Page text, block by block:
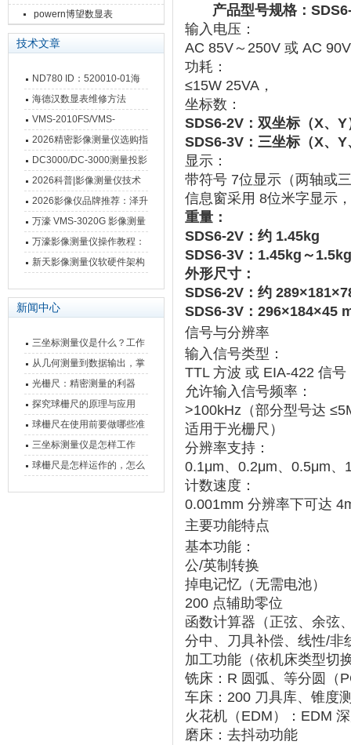
powern博望数显表
技术文章
ND780 ID：520010-01海
德汉数显表故障维修内容
海德汉数显表维修方法
VMS-2010FS/VMS-
3020FS/VMS-4030FS手动
影像测量仪技术参数
2026精密影像测量仪选购指
南 靠谱品牌一站式选型推荐
DC3000/DC-3000测量投影
仪万濠数据处理器数显表故
障维修方法
2026科普|影像测量仪技术
原理、分类及选型应用
2026影像仪品牌推荐：泽升
影像测量仪选型指南
万濠 VMS-3020G 影像测量
仪技术规格与应用解析
万濠影像测量仪操作教程：
从开机到出报告，新手也能
新天影像测量仪软硬件架构
新闻中心
三坐标测量仪是什么？工作
原理、分类与核心功能一次
讲清
从几何测量到数据输出，掌
握万濠影像测量仪的六大核
心能力
光栅尺：精密测量的利器
探究球栅尺的原理与应用
球栅尺在使用前要做哪些准
备工作？
三坐标测量仪是怎样工作
的，功能有什么优势？
球栅尺是怎样运作的，怎么
产品型号规格：SDS6-
输入电压 ‌：
AC 85V～250V ‌ 或 ‌ AC
功耗 ‌：
≤15W ‌ 25VA，
坐标数 ‌：
SDS6-2V ：双坐标（X、Y
SDS6-3V ：三坐标（X、
显示 ‌：
带符号 ‌ 7位显示 （两轴或
信息窗采用 ‌ 8位米字显示
重量 ‌：
SDS6-2V ‌：约 ‌ 1.45kg
SDS6-3V ‌：‌ 1.45kg～1.5kg
外形尺寸 ‌：
SDS6-2V ‌：约 ‌
SDS6-3V ‌：‌ 296×184×45
信号与分辨率
输入信号类型 ‌：
TTL 方波 ‌ 或 ‌ EIA-422 信号
允许输入信号频率 ‌：
>100kHz ‌（部分型号达 ‌
适用于光栅尺）‌‌
分辨率支持 ‌：
0.1μm、0.2μm、0.5μm
计数速度 ‌：
0.001mm 分辨率下可达
主要功能特点
基本功能 ‌：
公/英制转换
掉电记忆（无需电池）
200 点辅助零位
函数计算器（正弦、余弦
分中、刀具补偿、线性/非
加工功能 （依机床类型切
铣床 ：R 圆弧、等分圆（
车床 ：200 刀具库、锥度
火花机（EDM）
：EDM
磨床 ‌：去抖动功能